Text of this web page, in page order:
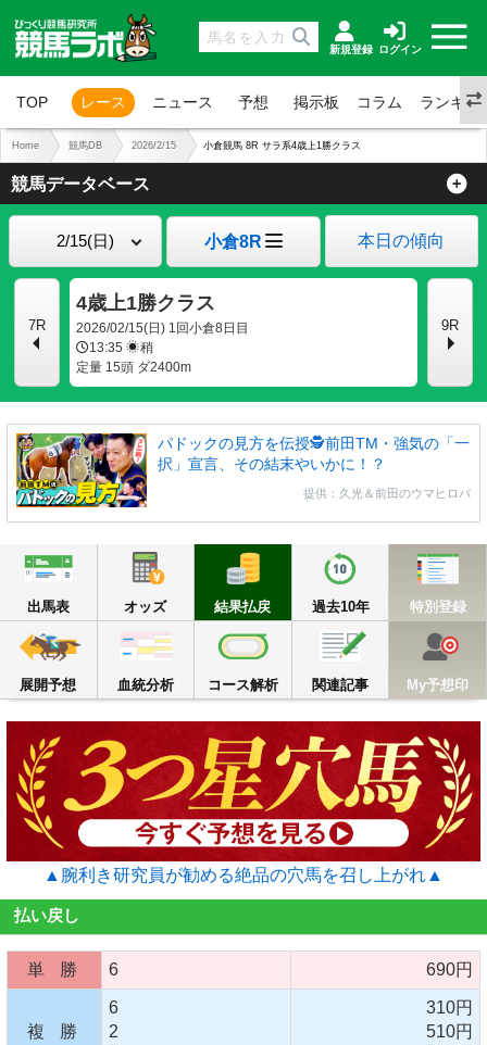
新規登録 ログイン
TOP レース ニュース 予想 掲示板 コラム ランキン
Home 競馬DB 2026/2/15 小倉競馬 8R サラ系4歳上1勝クラス
競馬データベース
小倉8R 本日の傾向
7R
4歳上1勝クラス
2026/02/15(日) 1回小倉8日目
13:35
稍
定量 15頭 ダ2400m
9R
パドックの見方を伝授🕵前田TM・強気の「一
択」宣言、その結末やいかに！？
提供：久光＆前田のウマヒロバ
出馬表 オッズ
結果払戻
結果払戻
過去10年
過去10年
特別登録
展開予想
展開予想
血統分析
血統分析
コース解析
コース解析
関連記事
関連記事 My予想印
▲腕利き研究員が勧める絶品の穴馬を召し上がれ▲
払い戻し
単 勝 6 690円
複 勝
6
2
310円
510円